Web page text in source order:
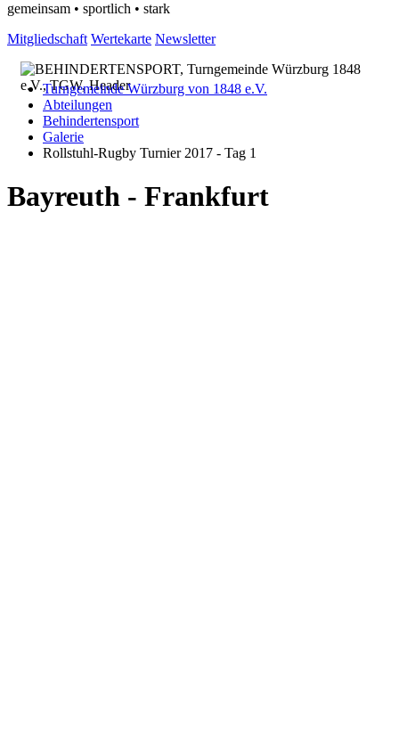
gemeinsam • sportlich • stark
Mitgliedschaft Wertekarte Newsletter
Turngemeinde Würzburg von 1848 e.V.
Abteilungen
Behindertensport
Galerie
Rollstuhl-Rugby Turnier 2017 - Tag 1
Bayreuth - Frankfurt